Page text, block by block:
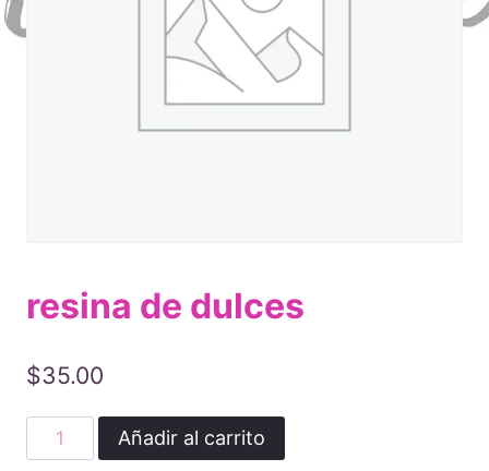
resina de dulces
$35.00
resina
de
Añadir al carrito